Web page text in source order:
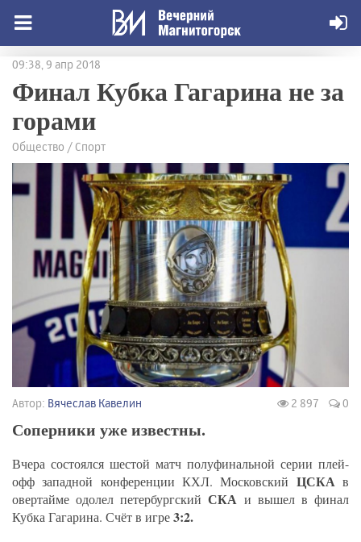
09:38, 9 апр 2018
Финал Кубка Гагарина не за
горами
Общество / Спорт
Автор: Вячеслав Кавелин 2 897 0
Соперники уже известны.
Вчера состоялся шестой матч полуфинальной серии плей-
офф западной конференции КХЛ. Московский ЦСКАв
овертайме одолел петербургскийСКА и вышел в финал
Кубка Гагарина. Счёт в игре3:2.